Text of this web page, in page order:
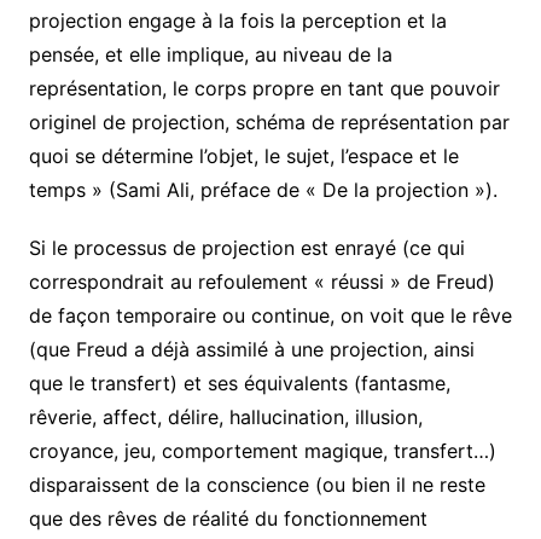
projection engage à la fois la perception et la
pensée, et elle implique, au niveau de la
représentation, le corps propre en tant que pouvoir
originel de projection, schéma de représentation par
quoi se détermine l’objet, le sujet, l’espace et le
temps » (Sami Ali, préface de « De la projection »).
Si le processus de projection est enrayé (ce qui
correspondrait au refoulement « réussi » de Freud)
de façon temporaire ou continue, on voit que le rêve
(que Freud a déjà assimilé à une projection, ainsi
que le transfert) et ses équivalents (fantasme,
rêverie, affect, délire, hallucination, illusion,
croyance, jeu, comportement magique, transfert…)
disparaissent de la conscience (ou bien il ne reste
que des rêves de réalité du fonctionnement